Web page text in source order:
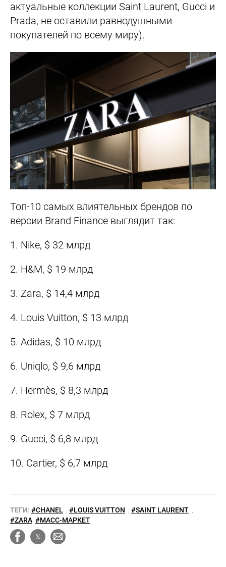
актуальные коллекции Saint Laurent, Gucci и
Prada, не оставили равнодушными
покупателей по всему миру).
Топ-10 самых влиятельных брендов по
версии Brand Finance выглядит так:
1. Nike, $ 32 млрд
2. H&M, $ 19 млрд
3. Zara, $ 14,4 млрд
4. Louis Vuitton, $ 13 млрд
5. Adidas, $ 10 млрд
6. Uniqlo, $ 9,6 млрд
7. Hermès, $ 8,3 млрд
8. Rolex, $ 7 млрд
9. Gucci, $ 6,8 млрд
10. Cartier, $ 6,7 млрд
ТЕГИ: #CHANEL #LOUIS VUITTON #SAINT LAURENT
#ZARA #МАСС-МАРКЕТ